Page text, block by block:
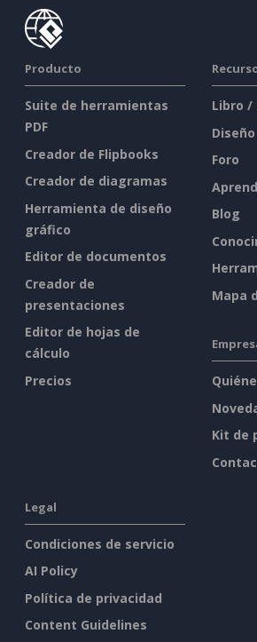
Producto
Suite de herramientas
PDF
Creador de Flipbooks
Creador de diagramas
Herramienta de diseño
gráfico
Editor de documentos
Creador de
presentaciones
Editor de hojas de
cálculo
Precios
Libro /
Foro
Blog
Mapa
Kit de
Legal
Condiciones de servicio
AI Policy
Política de privacidad
Content Guidelines